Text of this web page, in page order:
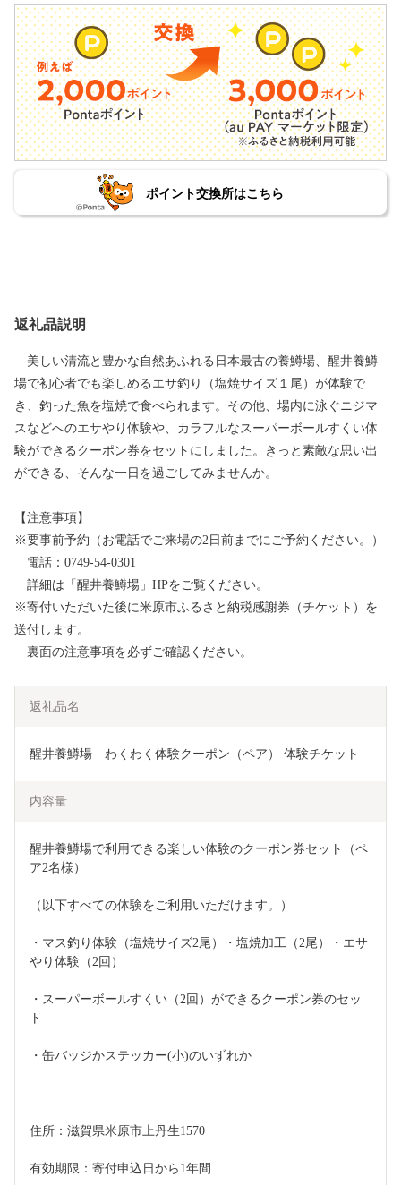
ポイント交換所はこちら
返礼品説明
美しい清流と豊かな自然あふれる日本最古の養鱒場、醒井養鱒
場で初心者でも楽しめるエサ釣り（塩焼サイズ１尾）が体験で
き、釣った魚を塩焼で食べられます。その他、場内に泳ぐニジマ
スなどへのエサやり体験や、カラフルなスーパーボールすくい体
験ができるクーポン券をセットにしました。きっと素敵な思い出
ができる、そんな一日を過ごしてみませんか。
【注意事項】
※要事前予約（お電話でご来場の2日前までにご予約ください。）
電話：0749-54-0301
詳細は「醒井養鱒場」HPをご覧ください。
※寄付いただいた後に米原市ふるさと納税感謝券（チケット）を
送付します。
裏面の注意事項を必ずご確認ください。
返礼品名
醒井養鱒場　わくわく体験クーポン（ペア） 体験チケット
内容量
醒井養鱒場で利用できる楽しい体験のクーポン券セット（ペ
ア2名様）
（以下すべての体験をご利用いただけます。）
・マス釣り体験（塩焼サイズ2尾）・塩焼加工（2尾）・エサ
やり体験（2回）
・スーパーボールすくい（2回）ができるクーポン券のセッ
ト
・缶バッジかステッカー(小)のいずれか
住所：滋賀県米原市上丹生1570
有効期限：寄付申込日から1年間